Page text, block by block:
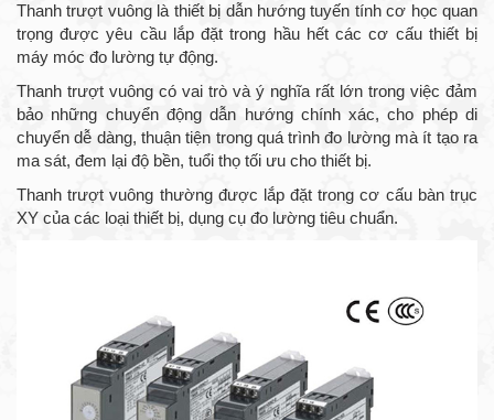
Thanh trượt vuông là thiết bị dẫn hướng tuyến tính cơ học quan
trọng được yêu cầu lắp đặt trong hầu hết các cơ cấu thiết bị
máy móc đo lường tự động.
Thanh trượt vuông có vai trò và ý nghĩa rất lớn trong việc đảm
bảo những chuyển động dẫn hướng chính xác, cho phép di
chuyển dễ dàng, thuận tiện trong quá trình đo lường mà ít tạo ra
ma sát, đem lại độ bền, tuổi thọ tối ưu cho thiết bị.
Thanh trượt vuông thường được lắp đặt trong cơ cấu bàn trục
XY của các loại thiết bị, dụng cụ đo lường tiêu chuẩn.